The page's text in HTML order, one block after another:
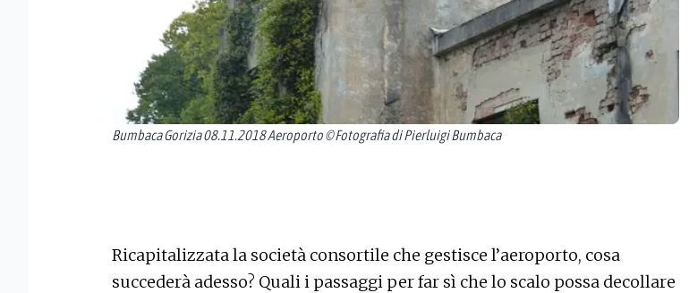
Bumbaca Gorizia 08.11.2018 Aeroporto © Fotografia di Pierluigi Bumbaca
Ricapitalizzata la società consortile che gestisce l’aeroporto, cosa
succederà adesso? Quali i passaggi per far sì che lo scalo possa decollare